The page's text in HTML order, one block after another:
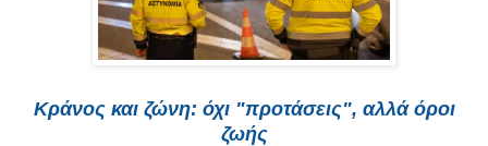
Κράνος και ζώνη: όχι "προτάσεις", αλλά όροι
ζωής